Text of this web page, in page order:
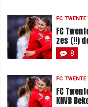
FC TWENTE
FC
zes (!!)
8
FC TWENTE
FC
KNVB